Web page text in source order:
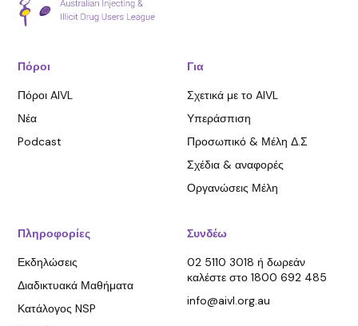
Πόροι
Πόροι AIVL
Νέα
Podcast
Για
Σχετικά με το AIVL
Υπεράσπιση
Προσωπικό & Μέλη Δ.Σ
Σχέδια & αναφορές
Οργανώσεις Μέλη
Πληροφορίες
Εκδηλώσεις
Διαδικτυακά Μαθήματα
Κατάλογος NSP
Συνδέω
02 5110 3018 ή δωρεάν
καλέστε στο 1800 692 485
info@aivl.org.au